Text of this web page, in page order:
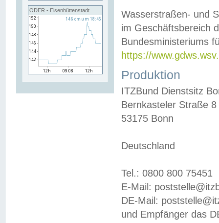
ODER - Eisenhüttenstadt
Wasserstraßen- und
im Geschäftsbereich
Bundesministeriums
https://
Produktion
ITZBund Dienstsitz
Bernkasteler Straße 8
53175 Bonn
Deutschland
Tel.: 0800 800 75451
E-Mail:
DE-Mail:
und Empfänger das